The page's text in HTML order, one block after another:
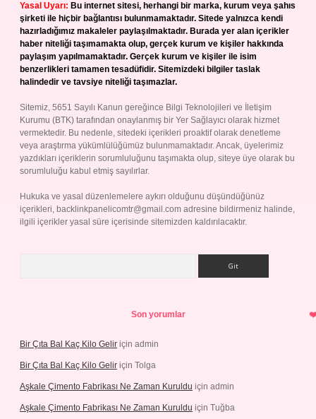
Yasal Uyarı: Bu internet sitesi, herhangi bir marka, kurum veya şahıs
şirketi ile hiçbir bağlantısı bulunmamaktadır. Sitede yalnızca kendi
hazırladığımız makaleler paylaşılmaktadır. Burada yer alan içerikler
haber niteliği taşımamakta olup, gerçek kurum ve kişiler hakkında
paylaşım yapılmamaktadır. Gerçek kurum ve kişiler ile isim
benzerlikleri tamamen tesadüfidir. Sitemizdeki bilgiler taslak
halindedir ve tavsiye niteliği taşımazlar.
Sitemiz, 5651 Sayılı Kanun gereğince Bilgi Teknolojileri ve İletişim
Kurumu (BTK) tarafından onaylanmış bir Yer Sağlayıcı olarak hizmet
vermektedir. Bu nedenle, sitedeki içerikleri proaktif olarak denetleme
veya araştırma yükümlülüğümüz bulunmamaktadır. Ancak, üyelerimiz
yazdıkları içeriklerin sorumluluğunu taşımakta olup, siteye üye olarak bu
sorumluluğu kabul etmiş sayılırlar.
Hukuka ve yasal düzenlemelere aykırı olduğunu düşündüğünüz
içerikleri, backlinkpanelicomtr@gmail.com adresine bildirmeniz halinde,
ilgili içerikler yasal süre içerisinde sitemizden kaldırılacaktır.
Son yorumlar
Bir Çıta Bal Kaç Kilo Gelir için admin
Bir Çıta Bal Kaç Kilo Gelir için Tolga
Aşkale Çimento Fabrikası Ne Zaman Kuruldu için admin
Aşkale Çimento Fabrikası Ne Zaman Kuruldu için Tuğba